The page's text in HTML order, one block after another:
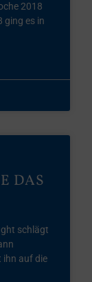
2018
ging es in
DAS
schlägt
ihn auf die